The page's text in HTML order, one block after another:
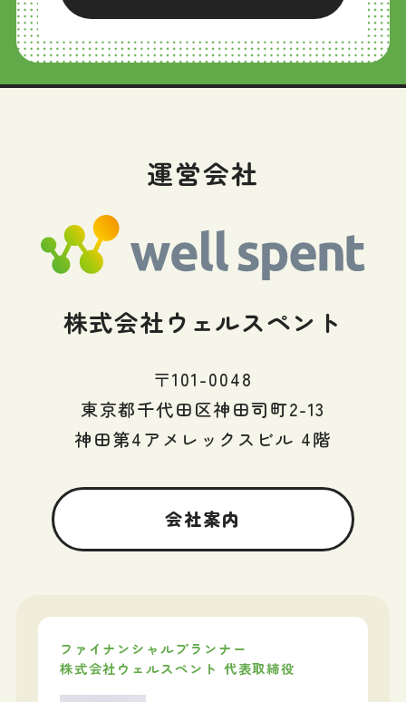
運営会社
株式会社ウェルスペント
〒101-0048
東京都千代田区神田司町2-13
神田第4アメレックスビル 4階
会社案内
ファイナンシャルプランナー
株式会社ウェルスペント 代表取締役